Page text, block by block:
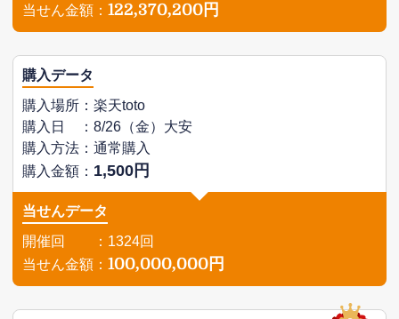
当せん金額： 122,370,200円
購入データ
購入場所：楽天toto
購入日 ：8/26（金）大安
購入方法：通常購入
購入金額： 1,500円
当せんデータ
開催回 ：1324回
当せん金額： 100,000,000円